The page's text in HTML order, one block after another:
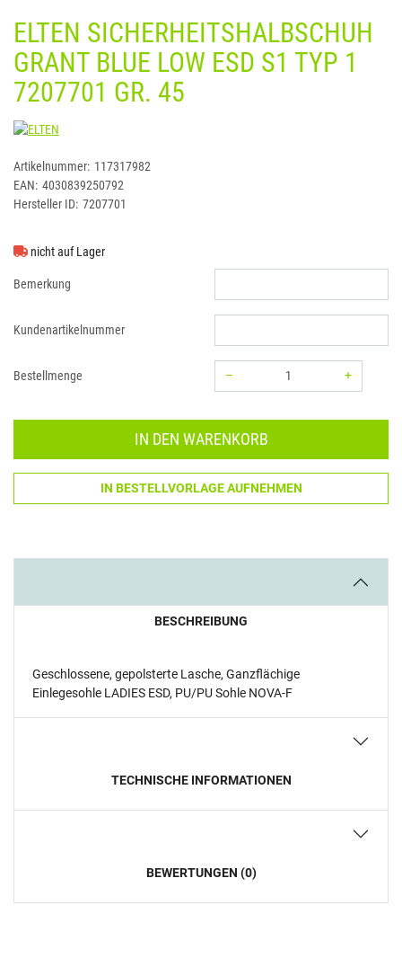
ELTEN SICHERHEITSHALBSCHUH
GRANT BLUE LOW ESD S1 TYP 1
7207701 GR. 45
Artikelnummer: 117317982
EAN: 4030839250792
Hersteller ID: 7207701
nicht auf Lager
Bemerkung
Kundenartikelnummer
Bestellmenge –
+
IN DEN WARENKORB
IN BESTELLVORLAGE AUFNEHMEN
BESCHREIBUNG
Geschlossene, gepolsterte Lasche, Ganzflächige
Einlegesohle LADIES ESD, PU/PU Sohle NOVA-F
TECHNISCHE INFORMATIONEN
BEWERTUNGEN (0)